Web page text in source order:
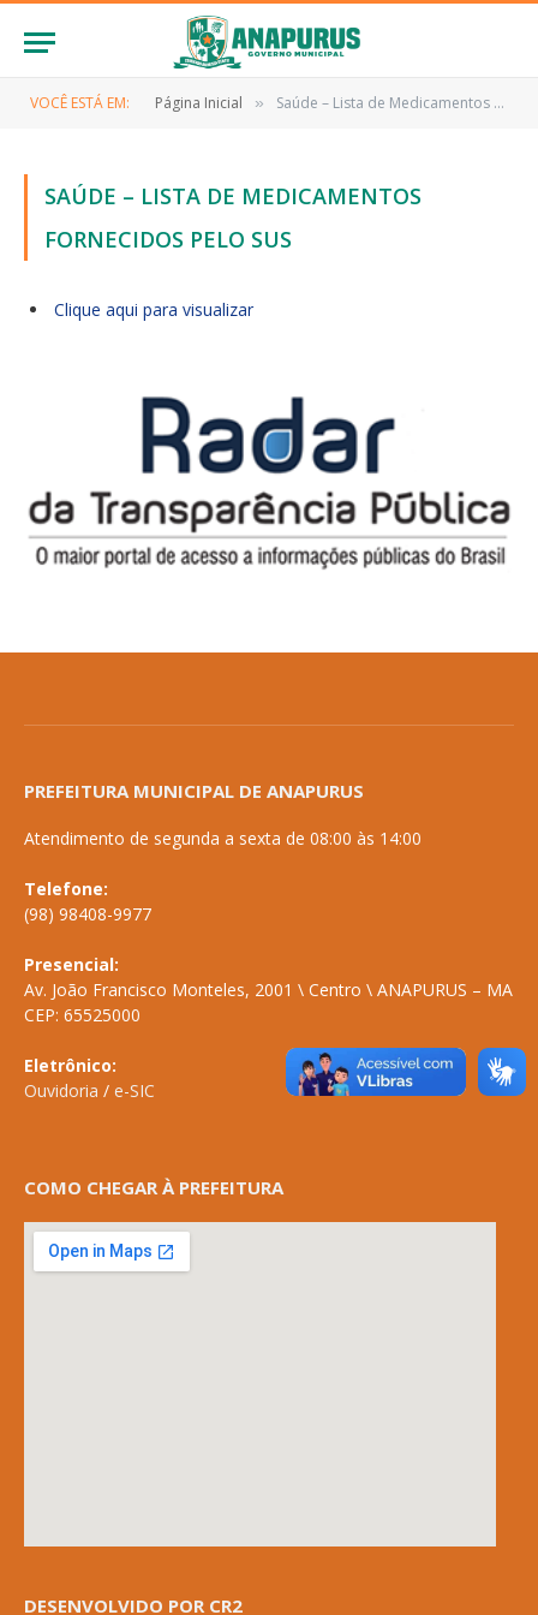
VOCÊ ESTÁ EM: Página Inicial » Saúde – Lista de Medicamentos Fornecidos pelo SUS
SAÚDE – LISTA DE MEDICAMENTOS
FORNECIDOS PELO SUS
Clique aqui para visualizar
PREFEITURA MUNICIPAL DE ANAPURUS
Atendimento de segunda a sexta de 08:00 às 14:00
Telefone:
(98) 98408-9977
Presencial:
Av. João Francisco Monteles, 2001 \ Centro \ ANAPURUS – MA
CEP: 65525000
Eletrônico:
Ouvidoria / e-SIC
COMO CHEGAR À PREFEITURA
DESENVOLVIDO POR CR2